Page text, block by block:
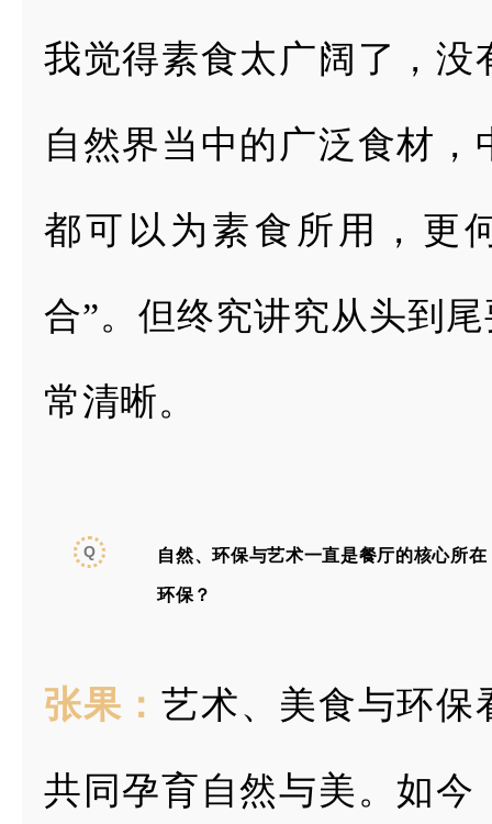
我觉得素食太广阔了，没
自然界当中的广泛食材，
都可以 为素食所用，更
合”。但终究讲究从头到
常清晰。
Q 自然、环保与艺术一直是餐厅的核心所
环保？
张果：艺术、美食与环保
共同孕育自然与美。如今